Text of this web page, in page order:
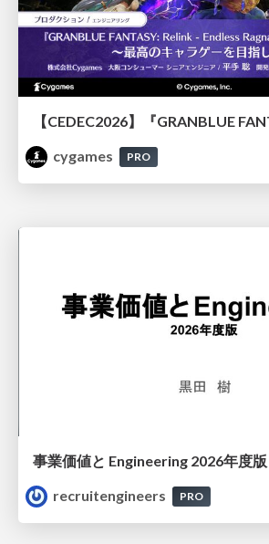
cygames
PRO
事業価値と Engineering 2026年度版
recruitengineers
PRO